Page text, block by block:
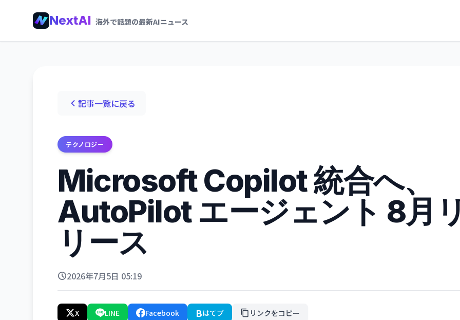
NextAI 海外で話題の最新AIニュース
記事一覧に戻る
テクノロジー
Microsoft Copilot 統合へ、
AutoPilot エージェント 8月リ
リース
2026年7月5日 05:19
X LINE Facebook Bはてブ リンクをコピー